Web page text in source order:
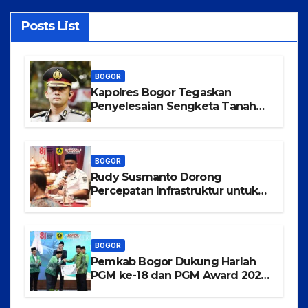
Posts List
BOGOR
Kapolres Bogor Tegaskan
Penyelesaian Sengketa Tanah
BOGOR
Rudy Susmanto Dorong
Percepatan Infrastruktur untuk
BOGOR
Pemkab Bogor Dukung Harlah
PGM ke-18 dan PGM Award 2026,